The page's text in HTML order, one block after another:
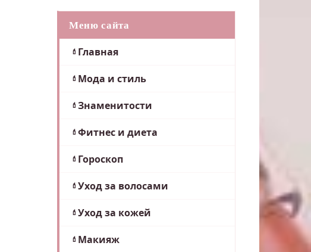
Меню сайта
Главная
Мода и стиль
Знаменитости
Фитнес и диета
Гороскоп
Уход за волосами
Уход за кожей
Макияж